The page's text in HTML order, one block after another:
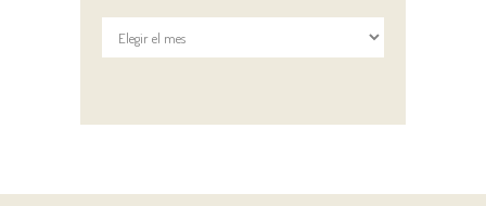
Archivos